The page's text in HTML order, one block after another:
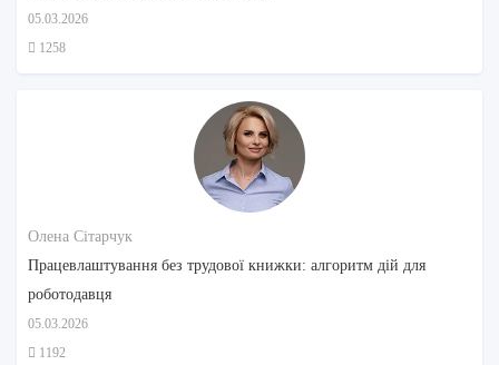
05.03.2026
1258
Олена Сітарчук
Працевлаштування без трудової книжки: алгоритм дій для
роботодавця
05.03.2026
1192